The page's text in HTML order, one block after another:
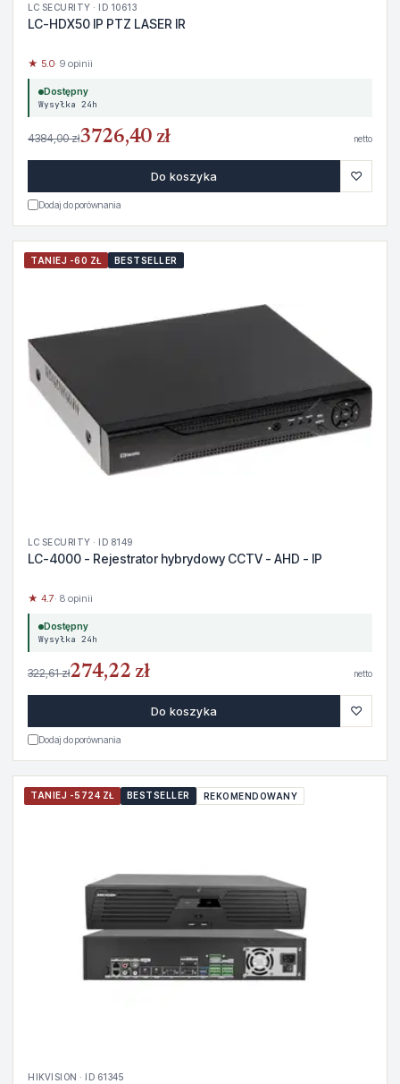
LC SECURITY · ID 10613
LC-HDX50 IP PTZ LASER IR
★ 5.0· 9 opinii
Dostępny
Wysyłka 24h
4384,00 zł3726,40 zł netto
Do koszyka ♡
Dodaj do porównania
TANIEJ -60 ZŁ BESTSELLER
LC SECURITY · ID 8149
LC-4000 - Rejestrator hybrydowy CCTV - AHD - IP
★ 4.7· 8 opinii
Dostępny
Wysyłka 24h
322,61 zł274,22 zł netto
Do koszyka ♡
Dodaj do porównania
TANIEJ -5724 ZŁ BESTSELLER REKOMENDOWANY
HIKVISION · ID 61345